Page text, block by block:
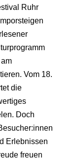
Ruhr
Vom 18.
die
Doch
Erlebnissen
freuen